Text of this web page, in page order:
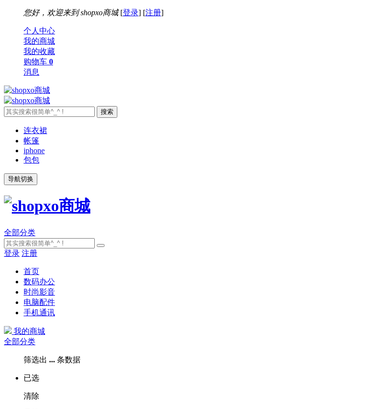
您好，欢迎来到 shopxo商城[登录] [注册]
个人中心
我的商城
我的收藏
购物车 0
消息
连衣裙
帐篷
iphone
包包
导航切换
全部分类
登录 注册
首页
数码办公
时尚影音
电脑配件
手机通讯
我的商城
全部分类
筛选出 ... 条数据
已选
清除